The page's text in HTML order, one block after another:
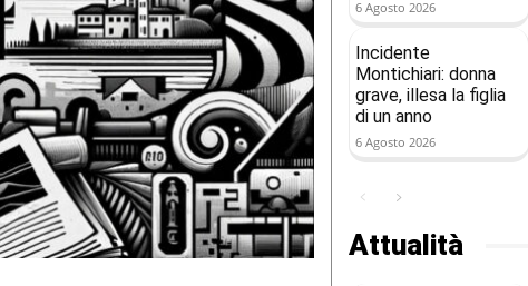
6 Agosto 2026
Incidente
Montichiari: donna
grave, illesa la figlia
di un anno
6 Agosto 2026
Attualità